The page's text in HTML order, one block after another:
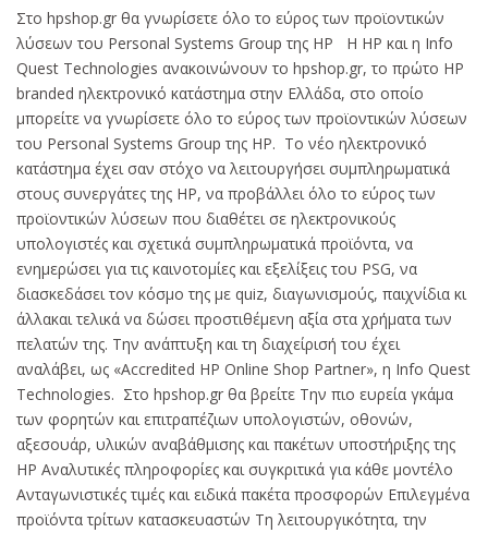
Κυρίως
κείμενο
Στο hpshop.gr θα γνωρίσετε όλο το εύρος των προϊοντικών
λύσεων του Personal Systems Group της HP Η HP και η Info
Quest Technologies ανακοινώνουν το hpshop.gr, το πρώτο HP
branded ηλεκτρονικό κατάστημα στην Ελλάδα, στο οποίο
μπορείτε να γνωρίσετε όλο το εύρος των προϊοντικών λύσεων
του Personal Systems Group της HP. Το νέο ηλεκτρονικό
κατάστημα έχει σαν στόχο να λειτουργήσει συμπληρωματικά
στους συνεργάτες της HP, να προβάλλει όλο το εύρος των
προϊοντικών λύσεων που διαθέτει σε ηλεκτρονικούς
υπολογιστές και σχετικά συμπληρωματικά προϊόντα, να
ενημερώσει για τις καινοτομίες και εξελίξεις του PSG, να
διασκεδάσει τον κόσμο της με quiz, διαγωνισμούς, παιχνίδια κι
άλλακαι τελικά να δώσει προστιθέμενη αξία στα χρήματα των
πελατών της. Την ανάπτυξη και τη διαχείρισή του έχει
αναλάβει, ως «Accredited HP Online Shop Partner», η Info Quest
Technologies. Στο hpshop.gr θα βρείτε Την πιο ευρεία γκάμα
των φορητών και επιτραπέζιων υπολογιστών, οθονών,
αξεσουάρ, υλικών αναβάθμισης και πακέτων υποστήριξης της
HP Αναλυτικές πληροφορίες και συγκριτικά για κάθε μοντέλο
Ανταγωνιστικές τιμές και ειδικά πακέτα προσφορών Επιλεγμένα
προϊόντα τρίτων κατασκευαστών Τη λειτουργικότητα, την